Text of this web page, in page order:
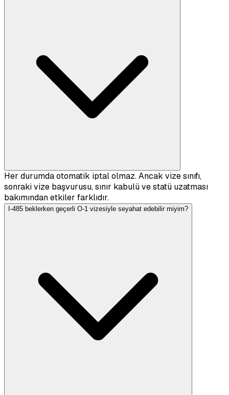
Her durumda otomatik iptal olmaz. Ancak vize sınıfı,
sonraki vize başvurusu, sınır kabulü ve statü uzatması
bakımından etkiler farklıdır.
I-485 beklerken geçerli O-1 vizesiyle seyahat edebilir miyim?